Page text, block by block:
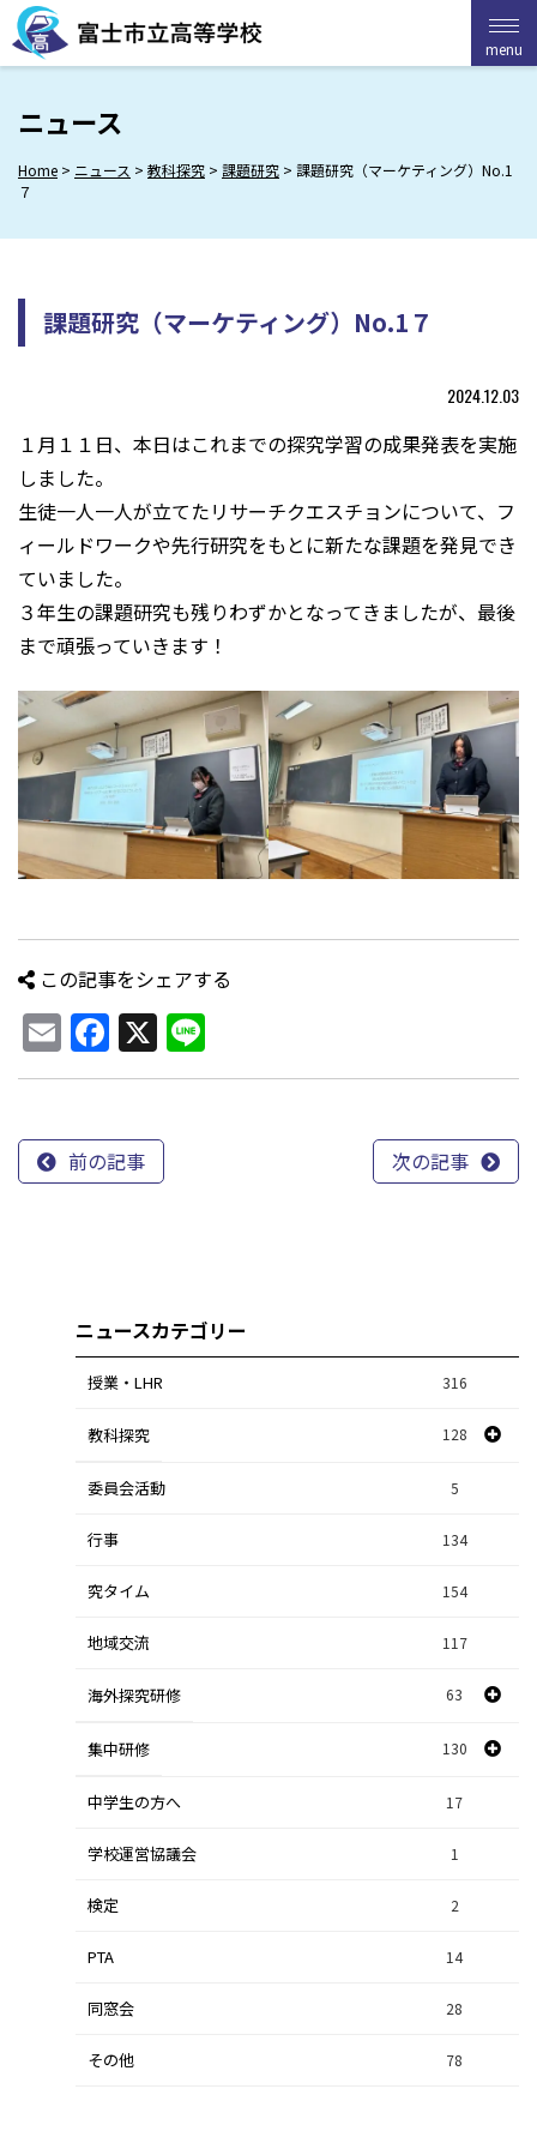
Skip
to
content
ニュース
Home > ニュース > 教科探究 > 課題研究 > 課題研究（マーケティング）No.1
７
課題研究（マーケティング）No.1７
2024.12.03
１月１１日、本日はこれまでの探究学習の成果発表を実施
しました。
生徒一人一人が立てたリサーチクエスチョンについて、フ
ィールドワークや先行研究をもとに新たな課題を発見でき
ていました。
３年生の課題研究も残りわずかとなってきましたが、最後
まで頑張っていきます！
この記事をシェアする
EmailFacebook
X
前の記事 次の記事
ニュースカテゴリー
授業・LHR 316
教科探究 128
スポーツ探究 1
課題研究 84
自然探究 2
数学探究 2
社会探究 23
人文探究 9
委員会活動 5
行事 134
究タイム 154
地域交流 117
海外探究研修 63
探究研修 28
集中研修 130
集中研修（スポーツ探究科） 36
集中研修（ビジネス探究科） 56
集中研修（総合探究科） 37
中学生の方へ 17
学校運営協議会 1
検定 2
PTA 14
同窓会 28
その他 78
menu
menu